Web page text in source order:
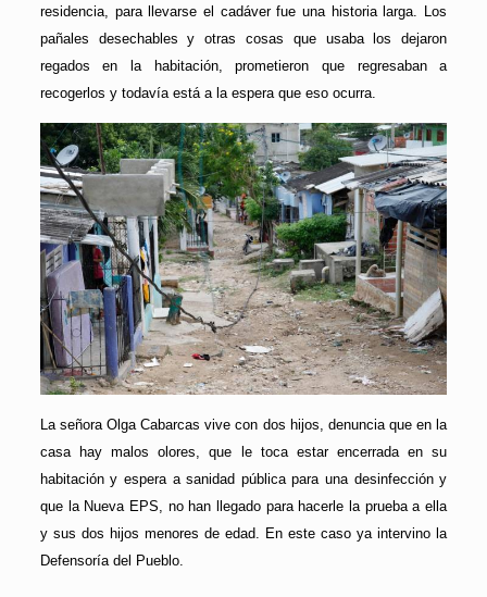
residencia, para llevarse el cadáver fue una historia larga. Los
pañales desechables y otras cosas que usaba los dejaron
regados en la habitación, prometieron que regresaban a
recogerlos y todavía está a la espera que eso ocurra.
La señora Olga Cabarcas vive con dos hijos, denuncia que en la
casa hay malos olores, que le toca estar encerrada en su
habitación y espera a sanidad pública para una desinfección y
que la Nueva EPS, no han llegado para hacerle la prueba a ella
y sus dos hijos menores de edad. En este caso ya intervino la
Defensoría del Pueblo.